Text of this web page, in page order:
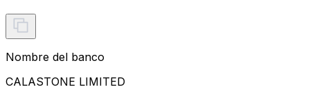
Nombre del banco
CALASTONE LIMITED